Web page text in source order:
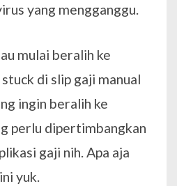
yang mengganggu.
mulai beralih ke
di slip gaji manual
ingin beralih ke
perlu dipertimbangkan
gaji nih. Apa aja
yuk.